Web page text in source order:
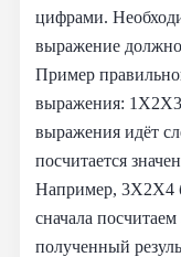
цифрами.
выражение должно
Пример
выражения:
выражения идёт
посчитается
Например, 3X2X4
сначала
полученный